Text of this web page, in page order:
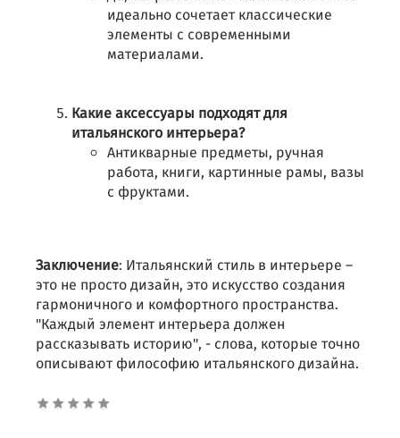
идеально сочетает классические
элементы с современными
материалами.
Какие аксессуары подходят для
итальянского интерьера?
Антикварные предметы, ручная
работа, книги, картинные рамы, вазы
с фруктами.
Заключение: Итальянский стиль в интерьере –
это не просто дизайн, это искусство создания
гармоничного и комфортного пространства.
"Каждый элемент интерьера должен
рассказывать историю", - слова, которые точно
описывают философию итальянского дизайна.